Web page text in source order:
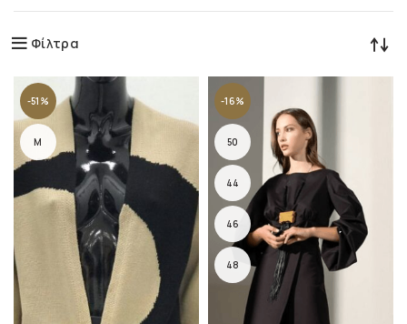
Φίλτρα
-51%
M
-16%
50
44
46
48